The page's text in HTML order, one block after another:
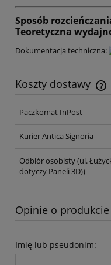
Sposób
Teoretyczna
Dokumentacja techniczna:
Koszty dostawy
Cena nie zawiera
Paczkomat InPost
Kurier Antica Signoria
Odbiór osobisty(ul.
dotyczy Paneli 3D))
Opinie o produkcie
Imię lub pseudonim: